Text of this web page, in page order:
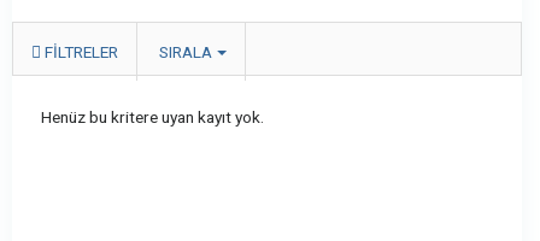
FILTRELER SIRALA
Henüz bu kritere uyan kayıt yok.